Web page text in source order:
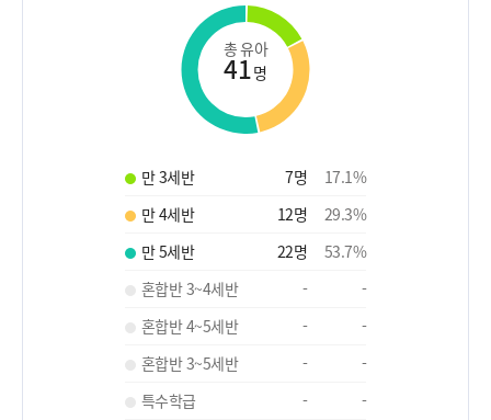
총 유아
41명
만 3세반 7명 17.1%
만 4세반
12명 29.3%
만 5세반
22명 53.7%
혼합반 3~4세반
-
-
혼합반 4~5세반
-
-
혼합반 3~5세반
-
-
특수학급
- -